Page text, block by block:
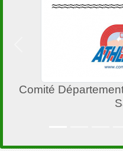
Départemental